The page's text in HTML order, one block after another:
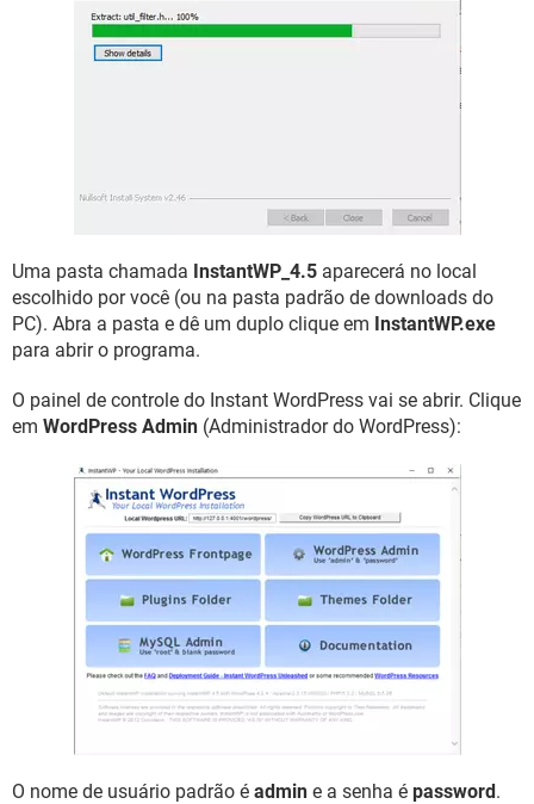
Uma pasta chamada InstantWP_4.5 aparecerá no local
escolhido por você (ou na pasta padrão de downloads do
PC). Abra a pasta e dê um duplo clique em InstantWP.exe
para abrir o programa.
O painel de controle do Instant WordPress vai se abrir. Clique
em WordPress Admin (Administrador do WordPress):
O nome de usuário padrão é admin e a senha é password.